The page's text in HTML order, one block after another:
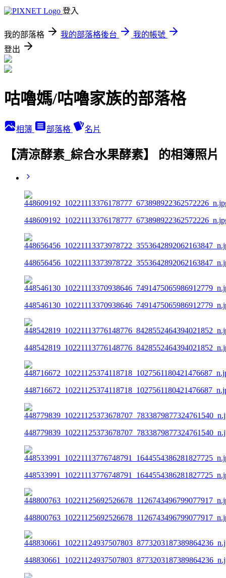
登入
我的部落格 我的部落格後台
我的帳號
登出
咕嚕媽/咕嚕家族的部落格
相簿 部落格 名片
【清涼酵素_綜合水果酵素】 的相簿照片